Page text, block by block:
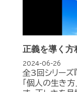
正義を導く方
2024-06-26
全3回シリーズ
「個人の生き